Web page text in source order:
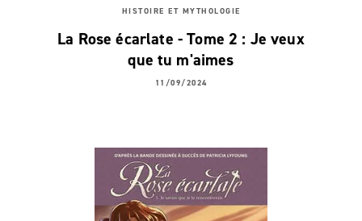
HISTOIRE ET MYTHOLOGIE
La Rose écarlate - Tome 2 : Je veux
que tu m'aimes
11/09/2024